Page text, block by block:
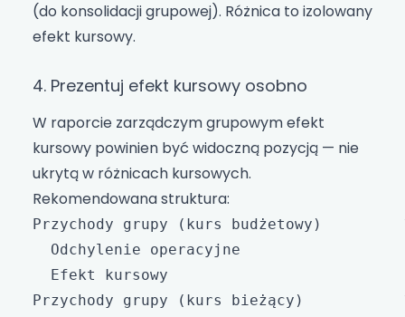
(do konsolidacji grupowej). Różnica to izolowany
efekt kursowy.
4. Prezentuj efekt kursowy osobno
W raporcie zarządczym grupowym efekt
kursowy powinien być widoczną pozycją — nie
ukrytą w różnicach kursowych.
Rekomendowana struktura:
Przychody grupy (kurs budżetowy)
Odchylenie operacyjne
Efekt kursowy